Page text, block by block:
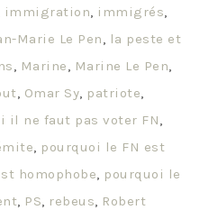
immigration, immigrés,
Marie Le Pen, la peste et
, Marine, Marine Le Pen,
, Omar Sy, patriote,
il ne faut pas voter FN,
, pourquoi le FN est
homophobe, pourquoi le
, PS, rebeus, Robert